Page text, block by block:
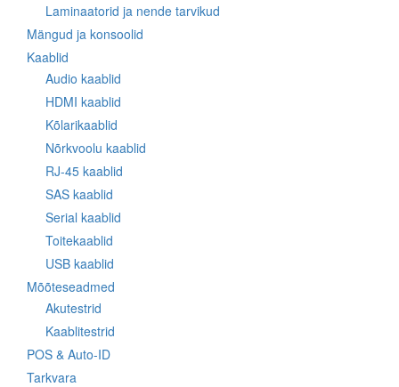
Laminaatorid ja nende tarvikud
Mängud ja konsoolid
Kaablid
Audio kaablid
HDMI kaablid
Kõlarikaablid
Nõrkvoolu kaablid
RJ-45 kaablid
SAS kaablid
Serial kaablid
Toitekaablid
USB kaablid
Mõõteseadmed
Akutestrid
Kaablitestrid
POS & Auto-ID
Tarkvara